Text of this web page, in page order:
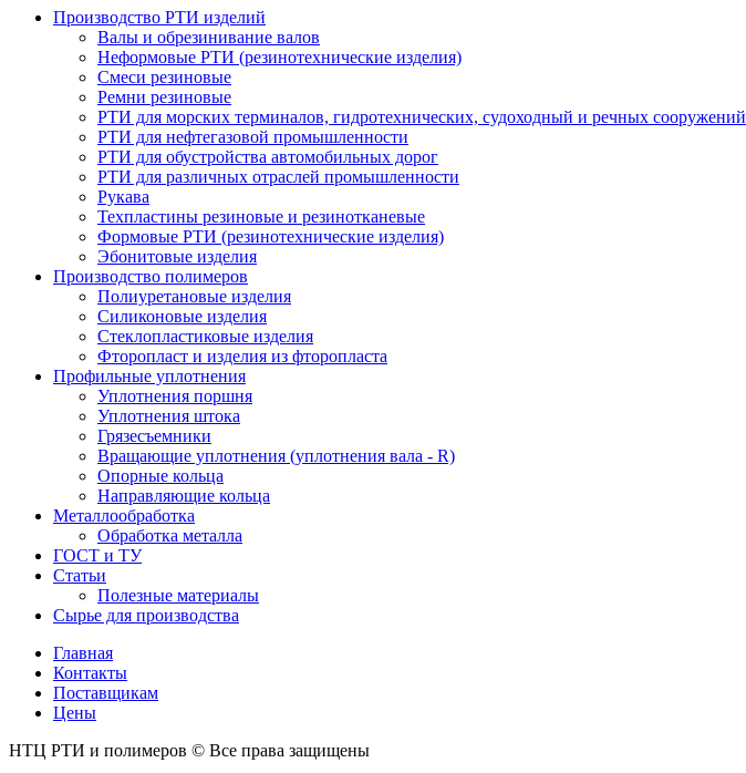
Производство РТИ изделий
Валы и обрезинивание валов
Неформовые РТИ (резинотехнические изделия)
Смеси резиновые
Ремни резиновые
РТИ для морских терминалов, гидротехнических, судоходный и речных сооружений
РТИ для нефтегазовой промышленности
РТИ для обустройства автомобильных дорог
РТИ для различных отраслей промышленности
Рукава
Техпластины резиновые и резинотканевые
Формовые РТИ (резинотехнические изделия)
Эбонитовые изделия
Производство полимеров
Полиуретановые изделия
Силиконовые изделия
Стеклопластиковые изделия
Фторопласт и изделия из фторопласта
Профильные уплотнения
Уплотнения поршня
Уплотнения штока
Грязесъемники
Вращающие уплотнения (уплотнения вала - R)
Опорные кольца
Направляющие кольца
Металлообработка
Обработка металла
ГОСТ и ТУ
Статьи
Полезные материалы
Сырье для производства
Главная
Контакты
Поставщикам
Цены
НТЦ РТИ и полимеров © Все права защищены